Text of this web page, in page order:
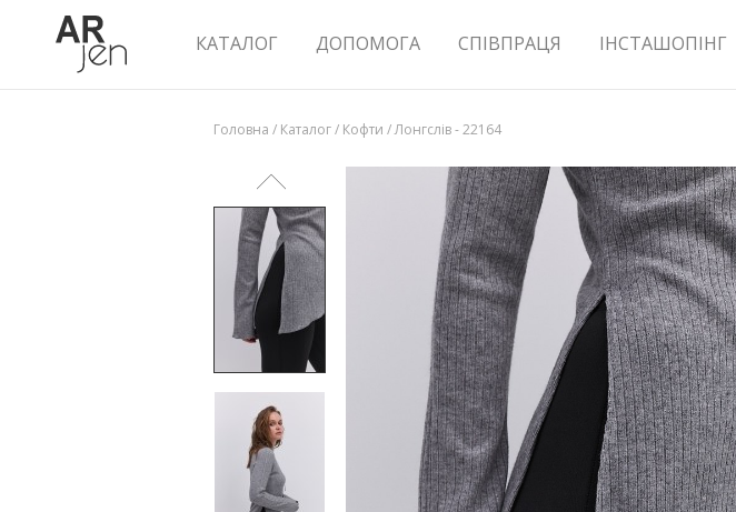
КАТАЛОГ ДОПОМОГА СПІВПРАЦЯ ІНСТАШОПІНГ
Головна / Каталог/ Кофти /Лонгслів - 22164